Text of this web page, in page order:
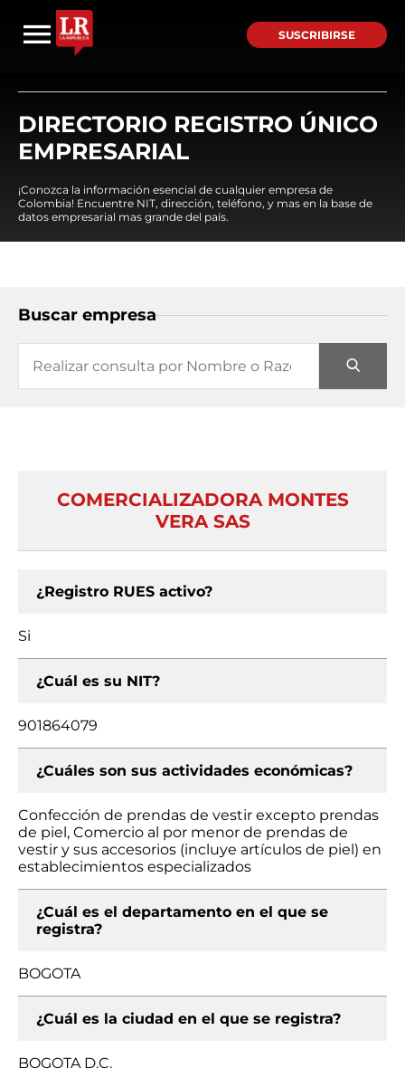
SUSCRIBIRSE
DIRECTORIO REGISTRO ÚNICO
EMPRESARIAL
¡Conozca la información esencial de cualquier empresa de
Colombia! Encuentre NIT, dirección, teléfono, y mas en la base de
datos empresarial mas grande del país.
Buscar empresa
COMERCIALIZADORA MONTES
VERA SAS
¿Registro RUES activo?
Si
¿Cuál es su NIT?
901864079
¿Cuáles son sus actividades económicas?
Confección de prendas de vestir excepto prendas
de piel, Comercio al por menor de prendas de
vestir y sus accesorios (incluye artículos de piel) en
establecimientos especializados
¿Cuál es el departamento en el que se
registra?
BOGOTA
¿Cuál es la ciudad en el que se registra?
BOGOTA D.C.